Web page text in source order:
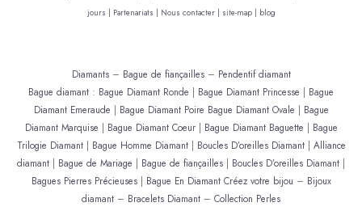
jours |
Partenariats | Nous contacter | site-map | blog
Diamants– Bague de fiançailles– Pendentif diamant
Bague diamant : Bague Diamant Ronde | Bague Diamant Princesse | Bague
Diamant Emeraude | Bague Diamant Poire Bague Diamant Ovale | Bague
Diamant Marquise | Bague Diamant Coeur| Bague Diamant Baguette | Bague
Trilogie Diamant| Bague Homme Diamant| Boucles D’oreilles Diamant| Alliance
diamant | Bague de Mariage | Bague de fiançailles | Boucles D’oreilles Diamant |
Bagues Pierres Précieuses| Bague En Diamant Créez votre bijou – Bijoux
diamant – Bracelets Diamant – Collection Perles